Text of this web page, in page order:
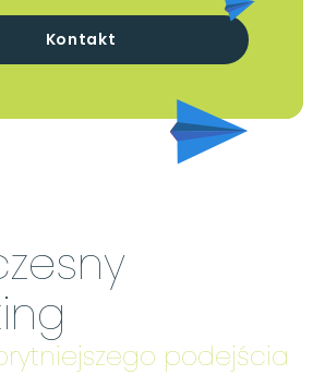
Kontakt
podejścia